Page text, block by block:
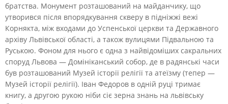
братства. Монумент розташований на майданчику, що
утворився після впорядкування скверу в підніжжі вежі
Корнякта, між входами до Успенської церкви та Державного
архіву Львівської області, а також вулицями Підвальною та
Руською. Фоном для нього є одна з найвідоміших сакральних
споруд Львова — Домініканський собор, де в радянські часи
був розташований Музей історії релігії та атеїзму (тепер —
Музей історії релігії). Іван Федоров в одній руці тримає
книгу, а другою рукою ніби сіє зерна знань на львівську